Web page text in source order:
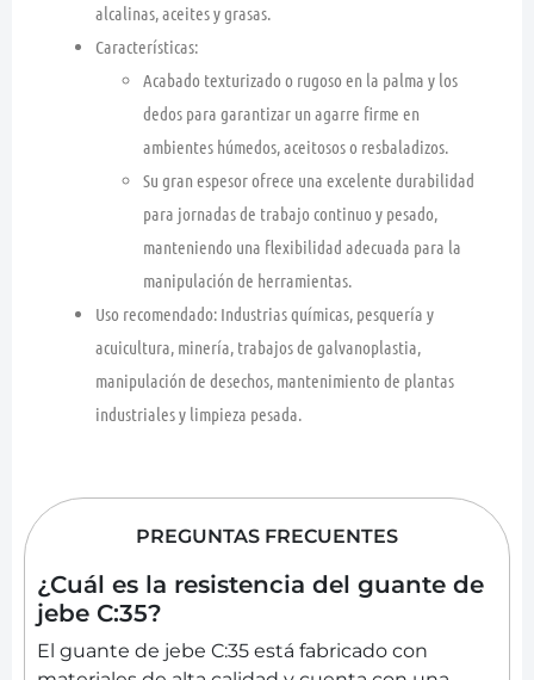
alcalinas, aceites y grasas.
Características:
Acabado texturizado o rugoso en la palma y los
dedos para garantizar un agarre firme en
ambientes húmedos, aceitosos o resbaladizos.
Su gran espesor ofrece una excelente durabilidad
para jornadas de trabajo continuo y pesado,
manteniendo una flexibilidad adecuada para la
manipulación de herramientas.
Uso recomendado: Industrias químicas, pesquería y
acuicultura, minería, trabajos de galvanoplastia,
manipulación de desechos, mantenimiento de plantas
industriales y limpieza pesada.
PREGUNTAS FRECUENTES
¿Cuál es la resistencia del guante de
jebe C:35?
El guante de jebe C:35 está fabricado con